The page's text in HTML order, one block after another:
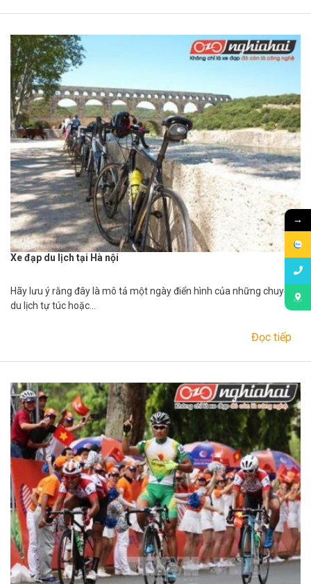
Xe đạp du lịch tại Hà nội
Hãy lưu ý rằng đây là mô tả một ngày điển hình của những chuyến
du lịch tự túc hoặc…
Đọc tiếp
→